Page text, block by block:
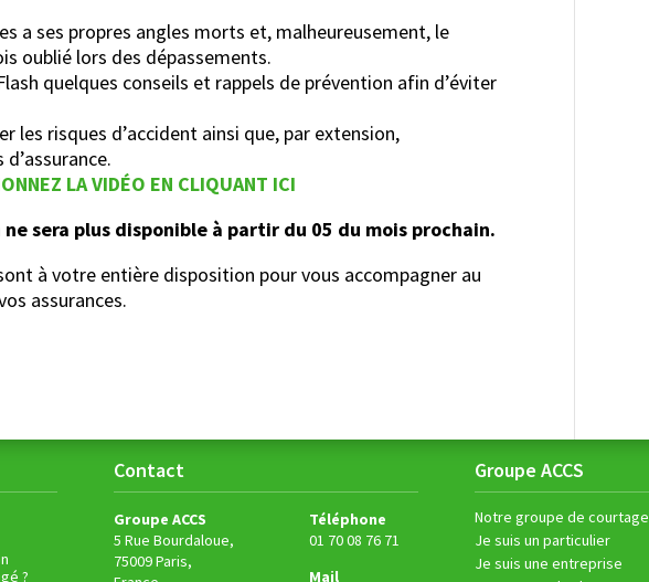
a ses propres angles morts et, malheureusement, le
oublié lors des dépassements.
quelques conseils et rappels de prévention afin d’éviter
les risques d’accident ainsi que, par extension,
LA VIDÉO EN CLIQUANT ICI
sera plus disponible à partir du 05 du mois prochain.
à votre entière disposition pour vous accompagner au
assurances.
?
Contact
Groupe ACCS
5 Rue Bourdaloue,
75009 Paris,
Téléphone
01 70 08 76 71
Mail
Groupe ACCS
Notre groupe de courtage
Je suis un particulier
Je suis une entreprise